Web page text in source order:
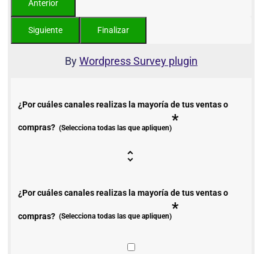
ByWordpress Survey plugin
¿Por cuáles canales realizas la mayoría de tus ventas o
compras? (Selecciona todas las que apliquen)*
¿Por cuáles canales realizas la mayoría de tus ventas o
compras? (Selecciona todas las que apliquen)*